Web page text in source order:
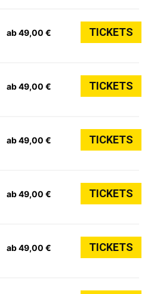
ab 49,00 € TICKETS
ab 49,00 € TICKETS
ab 49,00 € TICKETS
ab 49,00 € TICKETS
ab 49,00 € TICKETS